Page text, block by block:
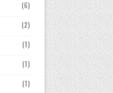
(6)
(2)
(1)
(1)
(1)